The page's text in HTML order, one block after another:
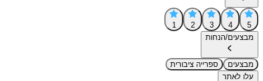
5
4
3
2
1
מבצעים/הנחות
מבצעים
ספרייה ציבורית
עלו לאתר